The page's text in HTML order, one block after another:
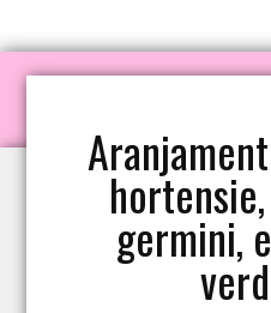
germini,